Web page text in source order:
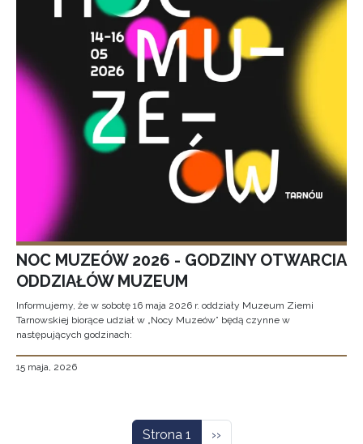
NOC MUZEÓW 2026 - GODZINY OTWARCIA
ODDZIAŁÓW MUZEUM
Informujemy, że w sobotę 16 maja 2026 r. oddziały Muzeum Ziemi
Tarnowskiej biorące udział w „Nocy Muzeów” będą czynne w
następujących godzinach:
15 maja, 2026
Strona 1 Następna strona
››